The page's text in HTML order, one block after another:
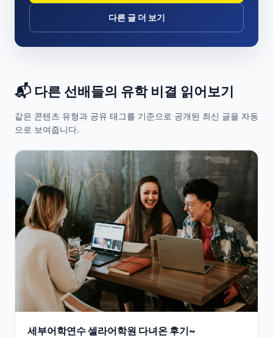
다른 글 더 보기
📬 다른 선배들의 유학 비결 읽어보기
같은 콘텐츠 유형과 공유 태그를 기준으로 공개된 최신 글을 자동
으로 보여줍니다.
세부어학연수 셀라어학원 다녀온 후기~